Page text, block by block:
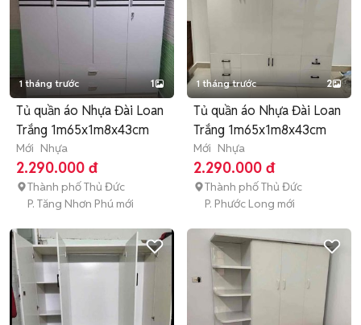
1 tháng trước 1
Tủ quần áo Nhựa Đài Loan
Trắng 1m65x1m8x43cm
Mới Nhựa
2.290.000 đ
Thành phố Thủ Đức
P. Tăng Nhơn Phú mới
1 tháng trước 2
Tủ quần áo Nhựa Đài Loan
Trắng 1m65x1m8x43cm
Mới Nhựa
2.290.000 đ
Thành phố Thủ Đức
P. Phước Long mới